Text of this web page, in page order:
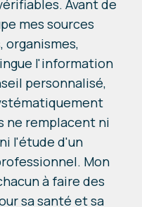
Avant de
mes sources
l'information
personnalisé,
ne remplacent ni
l'étude d'un
Mon
à faire des
sa santé et sa